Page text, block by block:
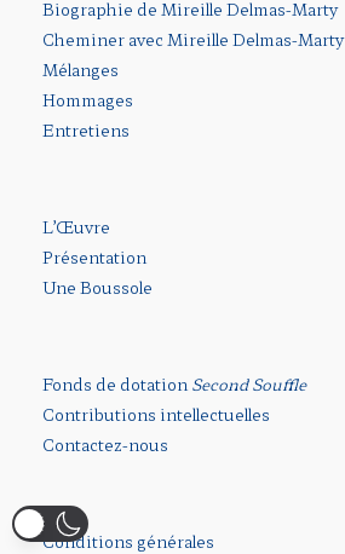
Biographie de Mireille Delmas-Marty
Cheminer avec Mireille Delmas-Marty
Mélanges
Hommages
Entretiens
L’Œuvre
Présentation
Une Boussole
Fonds de dotationSecond Souffle
Contributions intellectuelles
Contactez-nous
Conditions générales